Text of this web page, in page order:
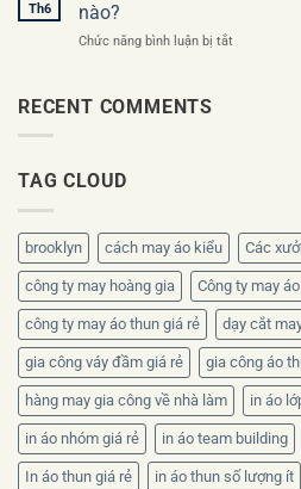
nên
phục
Th6
nào?
Chức năng bình luận bị tắt
chất
liệu
nào?
RECENT COMMENTS
TAG CLOUD
brooklyn cách may áo kiểu Các
công ty may hoàng gia Công ty may
công ty may áo thun giá rẻ dạy cắt
gia công váy đầm giá rẻ gia công áo
hàng may gia công về nhà làm in áo
in áo nhóm giá rẻ in áo team building
In áo thun giá rẻ in áo thun số lượng ít